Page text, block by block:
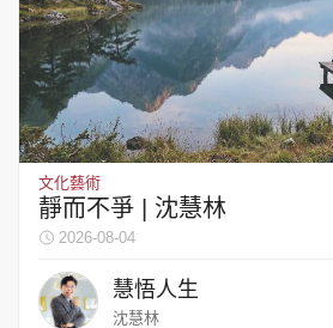
文化藝術
靜而不爭 | 沈慧林
2026-08-04
慧悟人生
沈慧林